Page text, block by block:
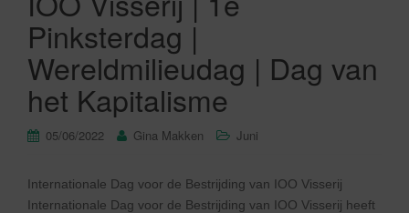
Pinksterdag |
Wereldmilieudag | Dag van
het Kapitalisme
05/06/2022 Gina Makken Juni
Internationale Dag voor de Bestrijding van IOO Visserij
Internationale Dag voor de Bestrijding van IOO Visserij heeft